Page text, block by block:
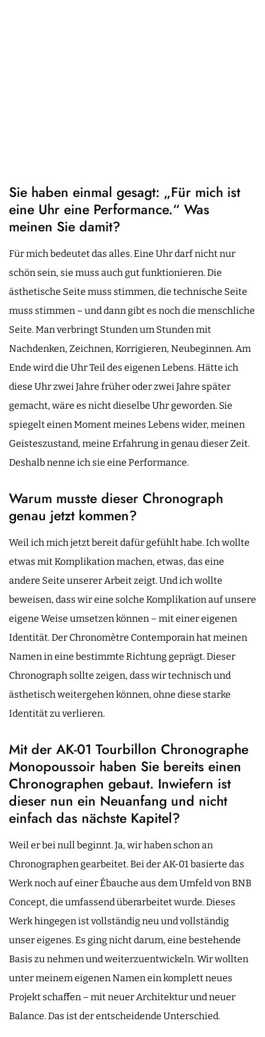
Sie haben einmal gesagt: „Für mich ist
eine Uhr eine Performance.“ Was
meinen Sie damit?
Für mich bedeutet das alles. Eine Uhr darf nicht nur
schön sein, sie muss auch gut funktionieren. Die
ästhetische Seite muss stimmen, die technische Seite
muss stimmen – und dann gibt es noch die menschliche
Seite. Man verbringt Stunden um Stunden mit
Nachdenken, Zeichnen, Korrigieren, Neubeginnen. Am
Ende wird die Uhr Teil des eigenen Lebens. Hätte ich
diese Uhr zwei Jahre früher oder zwei Jahre später
gemacht, wäre es nicht dieselbe Uhr geworden. Sie
spiegelt einen Moment meines Lebens wider, meinen
Geisteszustand, meine Erfahrung in genau dieser Zeit.
Deshalb nenne ich sie eine Performance.
Warum musste dieser Chronograph
genau jetzt kommen?
Weil ich mich jetzt bereit dafür gefühlt habe. Ich wollte
etwas mit Komplikation machen, etwas, das eine
andere Seite unserer Arbeit zeigt. Und ich wollte
beweisen, dass wir eine solche Komplikation auf unsere
eigene Weise umsetzen können – mit einer eigenen
Identität. Der Chronomètre Contemporain hat meinen
Namen in eine bestimmte Richtung geprägt. Dieser
Chronograph sollte zeigen, dass wir technisch und
ästhetisch weitergehen können, ohne diese starke
Identität zu verlieren.
Mit der AK-01 Tourbillon Chronographe
Monopoussoir haben Sie bereits einen
Chronographen gebaut. Inwiefern ist
dieser nun ein Neuanfang und nicht
einfach das nächste Kapitel?
Weil er bei null beginnt. Ja, wir haben schon an
Chronographen gearbeitet. Bei der AK-01 basierte das
Werk noch auf einer Ébauche aus dem Umfeld von BNB
Concept, die umfassend überarbeitet wurde. Dieses
Werk hingegen ist vollständig neu und vollständig
unser eigenes. Es ging nicht darum, eine bestehende
Basis zu nehmen und weiterzuentwickeln. Wir wollten
unter meinem eigenen Namen ein komplett neues
Projekt schaffen – mit neuer Architektur und neuer
Balance. Das ist der entscheidende Unterschied.